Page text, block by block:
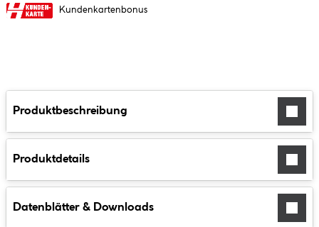
Kundenkartenbonus
Produktbeschreibung
Produktdetails
Datenblätter & Downloads